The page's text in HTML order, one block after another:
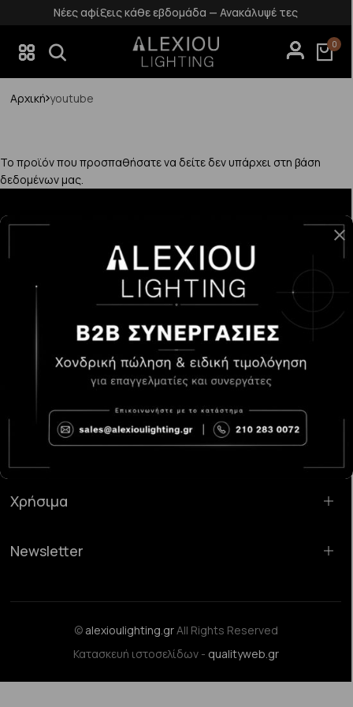
Νέες αφίξεις κάθε εβδομάδα — Ανακάλυψέ τες
0
Αρχική youtube
Το προϊόν που προσπαθήσατε να δείτε δεν υπάρχει στη βάση
δεδομένων μας.
Κατάστημα Χαλάνδρι:Σαρανταπόρου 55, 15232, Χαλάνδρι
sales@alexioulighting.gr
210 283 0072
6983123181
Χρήσιμα
Newsletter
© alexioulighting.grAll Rights Reserved
Κατασκευή ιστοσελίδων - qualityweb.gr